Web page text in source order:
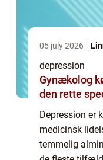
05 july 2026
depression
Gynækolog
den rette
Depression er
medicinsk
temmelig